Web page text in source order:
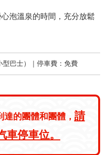
泡溫泉的時間，充分放鬆
巴士）｜停車費：免費
的團體和團體， 請
車停車位。